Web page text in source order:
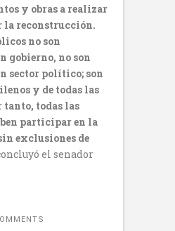
y obras a realizar
la reconstrucción.
no son
gobierno, no son
sector político; son
y de todas las
todas las
participar en la
exclusiones de
el senador